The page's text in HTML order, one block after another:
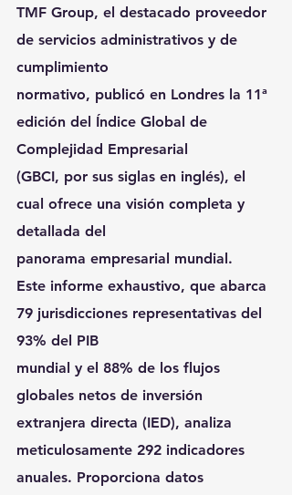
TMF Group, el destacado proveedor
de servicios administrativos y de
cumplimiento
normativo, publicó en Londres la 11ª
edición del Índice Global de
Complejidad Empresarial
(GBCI, por sus siglas en inglés), el
cual ofrece una visión completa y
detallada del
panorama empresarial mundial.
Este informe exhaustivo, que abarca
79 jurisdicciones representativas del
93% del PIB
mundial y el 88% de los flujos
globales netos de inversión
extranjera directa (IED), analiza
meticulosamente 292 indicadores
anuales. Proporciona datos